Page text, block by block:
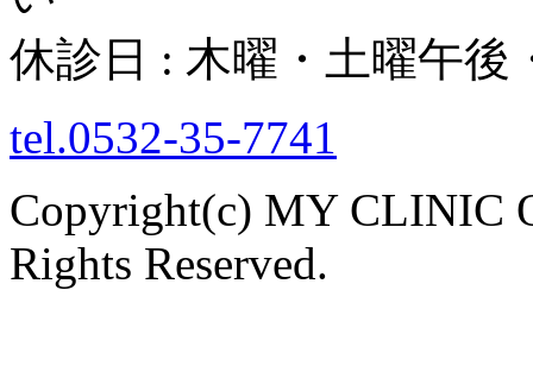
休診日 : 木曜・土曜午後
tel.0532-35-7741
Copyright(c) MY CLINIC
Rights Reserved.